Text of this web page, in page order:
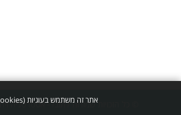
© כל הזכויות שמורות לתובל- אסטרטגיה
אתר זה משתמש בעוגיות (cookies) לצורך תפעול תקין ולניתוח תעבורה באמצעות Google Analytics.